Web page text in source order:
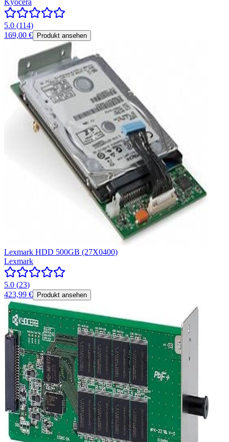
Kyocera
5.0 (114)
169,00 €
Produkt ansehen
Lexmark HDD 500GB (27X0400)
Lexmark
5.0 (23)
423,99 €
Produkt ansehen